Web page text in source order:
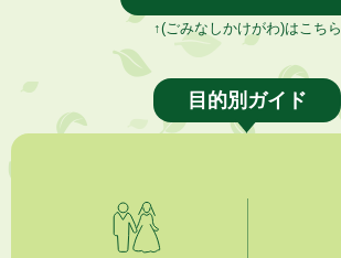
↑(ごみなしかけがわ)はこちら
目的別ガイド